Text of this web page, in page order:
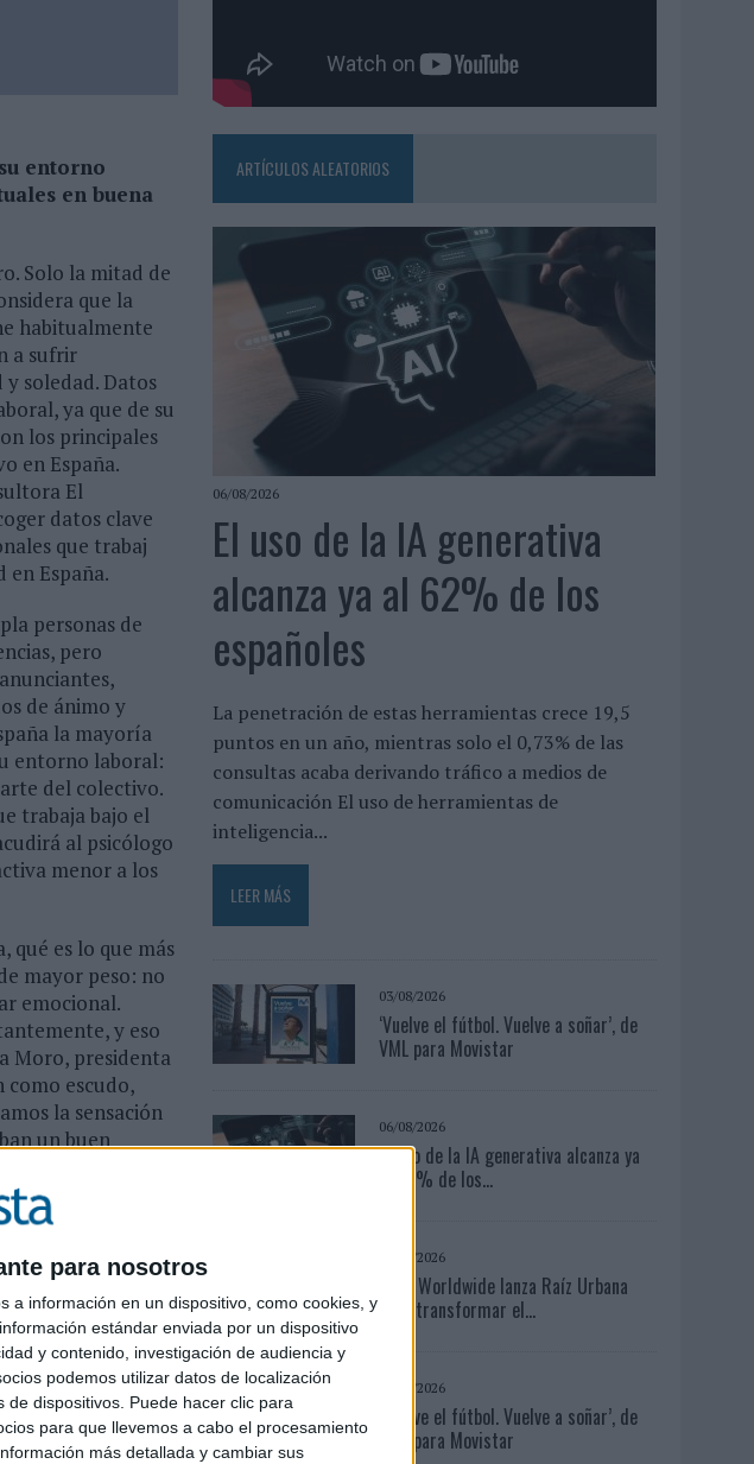
para nosotros
a información en un dispositivo, como cookies, y
estándar enviada por un dispositivo
y contenido, investigación de audiencia y
podemos utilizar datos de localización
dispositivos. Puede hacer clic para
para que llevemos a cabo el procesamiento
más detallada y cambiar sus
entorno
en buena
Solo la mitad de
que la
habitualmente
a sufrir
soledad. Datos
ya que de su
los principales
en España.
El
datos clave
que trabaj
España.
personas de
pero
de ánimo y
la mayoría
entorno laboral:
del colectivo.
trabaja bajo el
al psicólogo
menor a los
qué es lo que más
mayor peso: no
emocional.
y eso
Moro, presidenta
como escudo,
la sensación
un buen
ARTÍCULOS ALEATORIOS
06/08/2026
El uso de la IA generativa
alcanza ya al 62% de los
españoles
La penetración de estas herramientas crece 19,5
puntos en un año, mientras solo el 0,73% de las
consultas acaba derivando tráfico a medios de
comunicación El uso de herramientas de
inteligencia...
LEER MÁS
03/08/2026
‘Vuelve el fútbol. Vuelve a soñar’, de
VML para Movistar
06/08/2026
El uso de la IA generativa alcanza ya
al 62% de los...
05/08/2026
Beon Worldwide lanza Raíz Urbana
para transformar el...
03/08/2026
‘Vuelve el fútbol. Vuelve a soñar’, de
VML para Movistar